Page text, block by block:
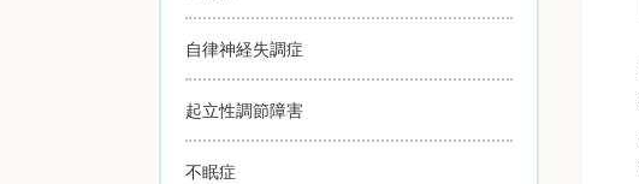
自律神経失調症
起立性調節障害
不眠症